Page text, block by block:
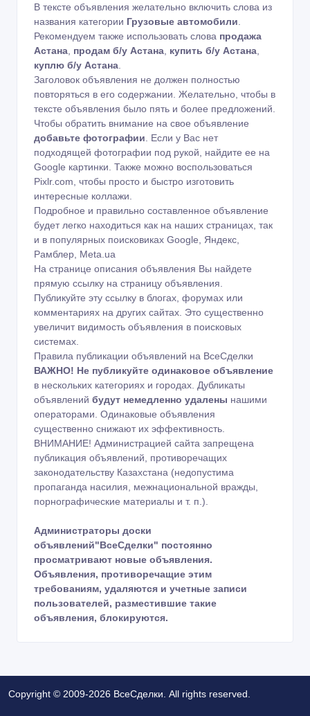
В тексте объявления желательно включить слова из
названия категории Грузовые автомобили
Рекомендуем также использовать слова продажа
Астана продам б/у Астана купить б/у Астана
куплю б/у Астана
Заголовок объявления не должен полностью
повторяться в его содержании. Желательно, чтобы в
тексте объявления было пять и более предложений.
Чтобы обратить внимание на свое объявление
добавьте фотографии . Если у Вас нет
подходящей фотографии под рукой, найдите ее на
Google картинки . Также можно воспользоваться
Pixlr.com , чтобы просто и быстро изготовить
интересные коллажи.
Подробное и правильно составленное объявление
будет легко находиться как на наших страницах, так
и в популярных поисковиках Google, Яндекс,
Рамблер, Meta.ua
На странице описания объявления Вы найдете
прямую ссылку на страницу объявления.
Публикуйте эту ссылку в блогах, форумах или
комментариях на других сайтах. Это существенно
увеличит видимость объявления в поисковых
системах.
Правила публикации объявлений на ВсеСделки
ВАЖНО! Не публикуйте одинаковое объявление
в нескольких категориях и городах. Дубликаты
объявлений будут немедленно удалены нашими
операторами. Одинаковые объявления
существенно снижают их эффективность.
ВНИМАНИЕ! Администрацией сайта запрещена
публикация объявлений, противоречащих
законодательству Казахстана (недопустима
пропаганда насилия, межнациональной вражды,
порнографические материалы и т. п.).
Администраторы доски
объявлений"ВсеСделки" постоянно
просматривают новые объявления.
Объявления, противоречащие этим
требованиям, удаляются и учетные записи
пользователей, разместившие такие
объявления, блокируются.
Copyright © 2009-2026 ВсеСделки. All rights reserved.